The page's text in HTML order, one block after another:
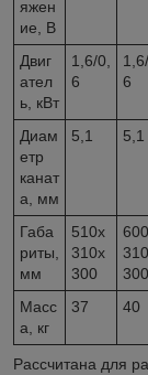
яжен
ие, В
Двиг
ател
ь, кВт
1,6/0,
6
6
Диам
етр
канат
а, мм
5,1 5,1
Габа
риты,
мм
510х
310х
300
300
Масс
а, кг
37 40
Рассчитана для